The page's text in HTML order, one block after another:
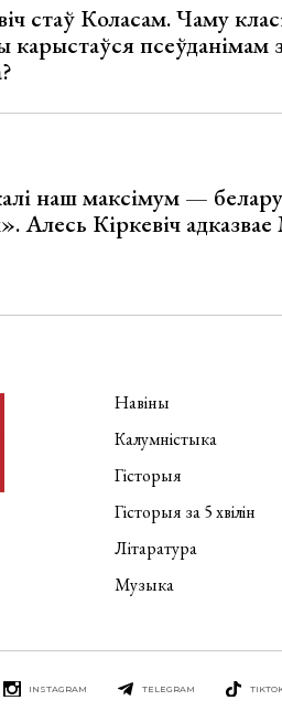
стаў Коласам. Чаму
карыстаўся псеўданімам
наш максімум —
Алесь Кіркевіч
Навіны
Калумністыка
Гісторыя
Гісторыя за 5 хвілін
Літаратура
Музыка
INSTAGRAM TELEGRAM